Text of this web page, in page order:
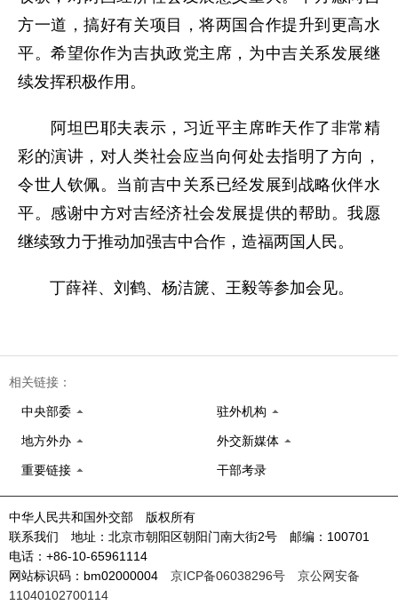
方一道，搞好有关项目，将两国合作提升到更高水
平。希望你作为吉执政党主席，为中吉关系发展继
续发挥积极作用。
阿坦巴耶夫表示，习近平主席昨天作了非常精
彩的演讲，对人类社会应当向何处去指明了方向，
令世人钦佩。当前吉中关系已经发展到战略伙伴水
平。感谢中方对吉经济社会发展提供的帮助。我愿
继续致力于推动加强吉中合作，造福两国人民。
丁薛祥、刘鹤、杨洁篪、王毅等参加会见。
相关链接：
中央部委 驻外机构
地方外办 外交新媒体
重要链接 干部考录
中华人民共和国外交部 版权所有
联系我们 地址：北京市朝阳区朝阳门南大街2号 邮编：100701
电话：+86-10-65961114
网站标识码：bm02000004 京ICP备06038296号
京公网安备
11040102700114